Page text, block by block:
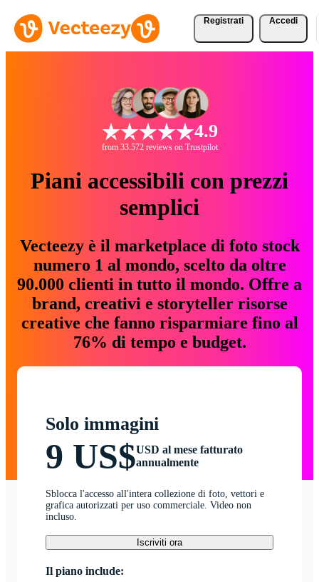
Registrati Accedi
4.9
from 33.572 reviews on Trustpilot
Piani accessibili con prezzi
semplici
Vecteezy è il marketplace di foto stock
numero 1 al mondo, scelto da oltre
90.000 clienti in tutto il mondo. Offre a
brand, creativi e storyteller risorse
creative che fanno risparmiare fino al
76% di tempo e budget.
Solo immagini
9 US$USD al mese fatturato
annualmente
Sblocca l'accesso all'intera collezione di foto, vettori e
grafica autorizzati per uso commerciale. Video non
incluso.
Iscriviti ora
Il piano include: